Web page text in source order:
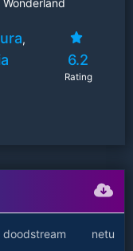
,
6.2
Rating
doodstream netu